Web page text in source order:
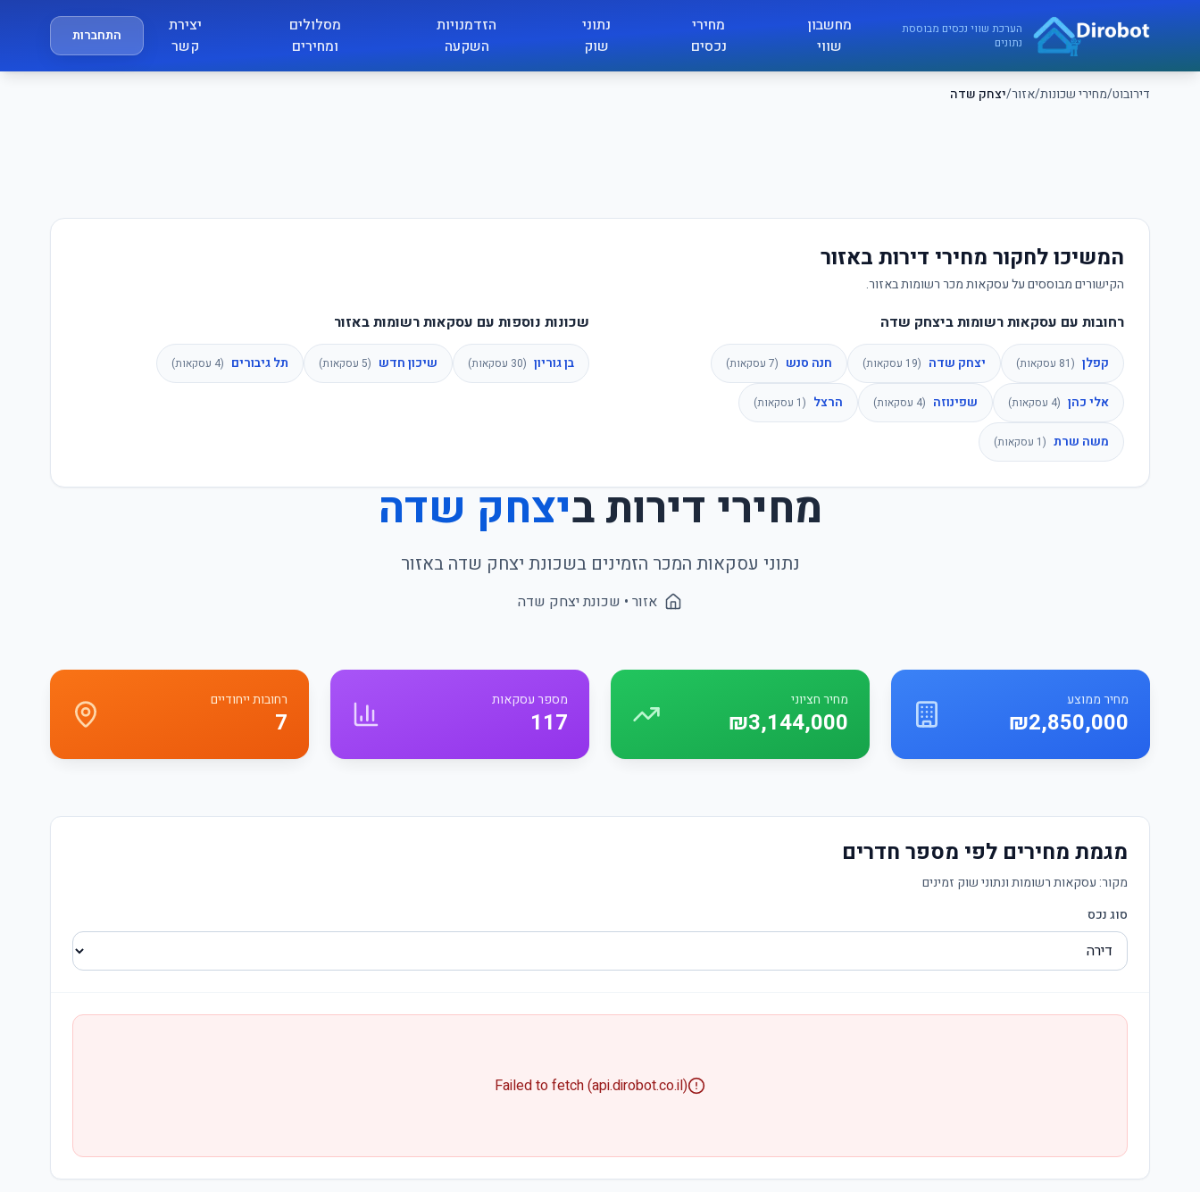
דירובוט/מחירי שכונות/אזור/יצחק שדה
דירובוט
הערכת שווי נכסים מבוססת
נתונים
מחשבון
שווי
מחירי
נכסים
נתוני
שוק
הזדמנויות
השקעה
מסלולים
ומחירים
יצירת
קשר
התחברות
המשיכו לחקור מחירי דירות באזור
הקישורים מבוססים על עסקאות מכר רשומות באזור.
רחובות עם עסקאות רשומות ביצחק שדה
קפלן (
81 עסקאות) יצחק שדה (
19 עסקאות) חנה סנש (
7 עסקאות)
אלי כהן (
4 עסקאות) שפינוזה (
4 עסקאות) הרצל (
1 עסקאות)
משה שרת (
1 עסקאות)
שכונות נוספות עם עסקאות רשומות באזור
בן גוריון (
30 עסקאות) שיכון חדש (
5 עסקאות) תל גיבורים (
4 עסקאות)
מחירי דירות ביצחק שדה
נתוני עסקאות המכר הזמינים בשכונת יצחק שדה באזור
אזור • שכונתיצחק שדה
מחיר ממוצע
₪2,850,000
מחיר חציוני
₪3,144,000
מספר עסקאות
117
רחובות ייחודיים
7
מגמת מחירים לפי מספר חדרים
מקור: עסקאות רשומות ונתוני שוק זמינים
סוג נכס
Failed to fetch (api.dirobot.co.il)